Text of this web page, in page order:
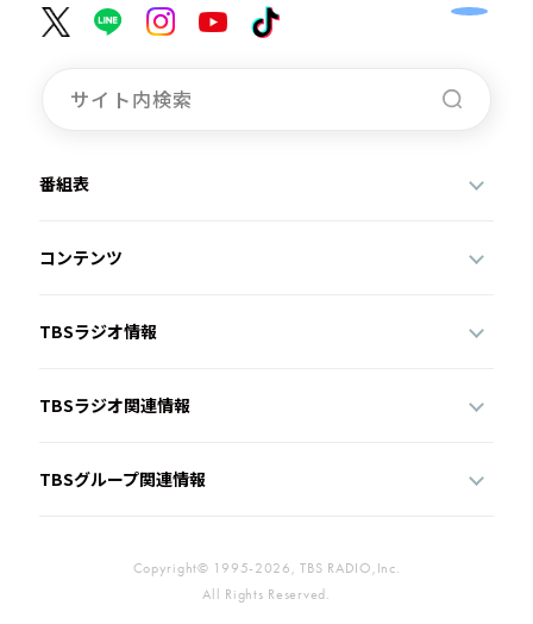
番組表
コンテンツ
TBSラジオ情報
TBSラジオ関連情報
TBSグループ関連情報
Copyright© 1995-2026, TBS RADIO,Inc.
All Rights Reserved.